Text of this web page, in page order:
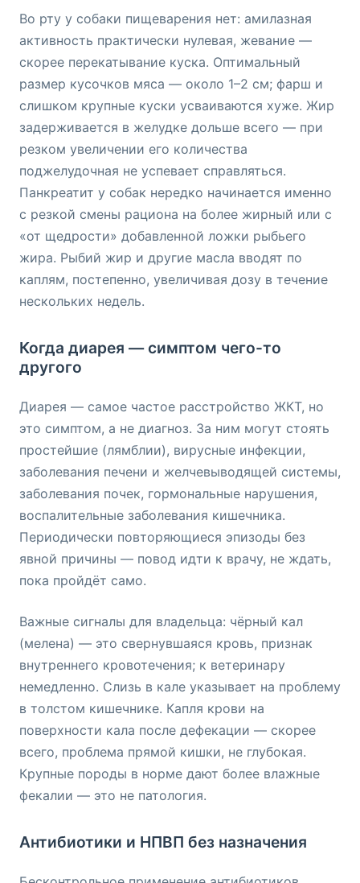
Во рту у собаки пищеварения нет: амилазная
активность практически нулевая, жевание —
скорее перекатывание куска. Оптимальный
размер кусочков мяса — около 1–2 см; фарш и
слишком крупные куски усваиваются хуже. Жир
задерживается в желудке дольше всего — при
резком увеличении его количества
поджелудочная не успевает справляться.
Панкреатит у собак нередко начинается именно
с резкой смены рациона на более жирный или с
«от щедрости» добавленной ложки рыбьего
жира. Рыбий жир и другие масла вводят по
каплям, постепенно, увеличивая дозу в течение
нескольких недель.
Когда диарея — симптом чего-то
другого
Диарея — самое частое расстройство ЖКТ, но
это симптом, а не диагноз. За ним могут стоять
простейшие (лямблии), вирусные инфекции,
заболевания печени и желчевыводящей системы,
заболевания почек, гормональные нарушения,
воспалительные заболевания кишечника.
Периодически повторяющиеся эпизоды без
явной причины — повод идти к врачу, не ждать,
пока пройдёт само.
Важные сигналы для владельца: чёрный кал
(мелена) — это свернувшаяся кровь, признак
внутреннего кровотечения; к ветеринару
немедленно. Слизь в кале указывает на проблему
в толстом кишечнике. Капля крови на
поверхности кала после дефекации — скорее
всего, проблема прямой кишки, не глубокая.
Крупные породы в норме дают более влажные
фекалии — это не патология.
Антибиотики и НПВП без назначения